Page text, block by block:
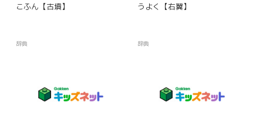
こふん【古墳】
辞典
うよく【右翼】
辞典